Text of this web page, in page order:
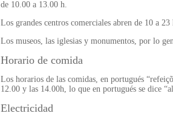
de 10.00 a 13.00 h.
Los grandes centros comerciales abren de 10 a 23
Los museos, las iglesias y monumentos, por lo
Horario de comida
Los horarios de las comidas, en portugués
12.00 y las 14.00h, lo que en portugués se dice
Electricidad